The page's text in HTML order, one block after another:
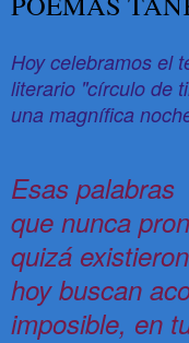
Hoy celebramos el
literario "círculo de
una magnífica
Esas palabras
que nunca
quizá existieron
hoy buscan
imposible, en